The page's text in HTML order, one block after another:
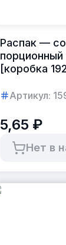
Распак —
порционный
[коробка
Артикул:
5,65 ₽
Нет в